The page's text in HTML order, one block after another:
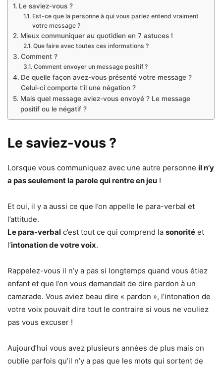
Le saviez-vous ?
Est-ce que la personne à qui vous parlez entend vraiment
votre message ?
Mieux communiquer au quotidien en 7 astuces !
Que faire avec toutes ces informations ?
Comment ?
Comment envoyer un message positif ?
De quelle façon avez-vous présenté votre message ?
Celui-ci comporte t’il une négation ?
Mais quel message aviez-vous envoyé ? Le message
positif ou le négatif ?
Le saviez-vous ?
Lorsque vous communiquez avec une autre personne il n’y
a pas seulement la parole qui rentre en jeu !
Et oui, il y a aussi ce que l’on appelle le para-verbal et
l’attitude.
Le para-verbal c’est tout ce qui comprend la sonorité et
l’intonation de votre voix.
Rappelez-vous il n’y a pas si longtemps quand vous étiez
enfant et que l’on vous demandait de dire pardon à un
camarade. Vous aviez beau dire « pardon », l’intonation de
votre voix pouvait dire tout le contraire si vous ne vouliez
pas vous excuser !
Aujourd’hui vous avez plusieurs années de plus mais on
oublie parfois qu’il n’y a pas que les mots qui sortent de